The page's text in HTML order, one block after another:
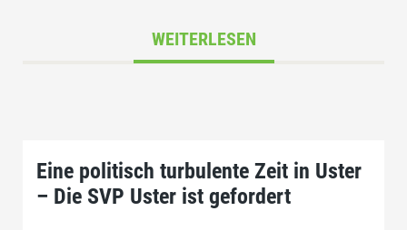
WEITERLESEN
Eine politisch turbulente Zeit in Uster
– Die SVP Uster ist gefordert